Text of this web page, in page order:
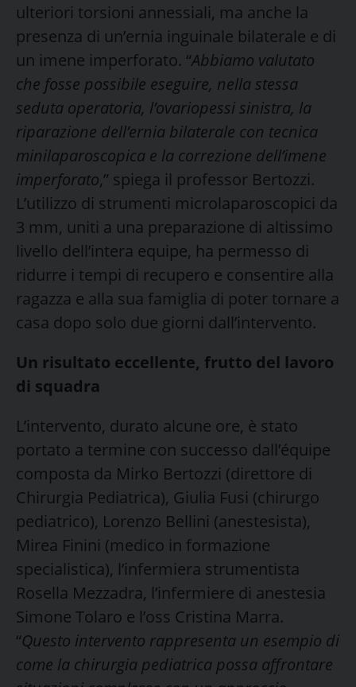
ulteriori torsioni annessiali, ma anche la
presenza di un’ernia inguinale bilaterale e di
un imene imperforato. “Abbiamo valutato
che fosse possibile eseguire, nella stessa
seduta operatoria, l’ovariopessi sinistra, la
riparazione dell’ernia bilaterale con tecnica
minilaparoscopica e la correzione dell’imene
imperforato,” spiega il professor Bertozzi.
L’utilizzo di strumenti microlaparoscopici da
3 mm, uniti a una preparazione di altissimo
livello dell’intera equipe, ha permesso di
ridurre i tempi di recupero e consentire alla
ragazza e alla sua famiglia di poter tornare a
casa dopo solo due giorni dall’intervento.
Un risultato eccellente, frutto del lavoro
di squadra
L’intervento, durato alcune ore, è stato
portato a termine con successo dall’équipe
composta da Mirko Bertozzi (direttore di
Chirurgia Pediatrica), Giulia Fusi (chirurgo
pediatrico), Lorenzo Bellini (anestesista),
Mirea Finini (medico in formazione
specialistica), l’infermiera strumentista
Rosella Mezzadra, l’infermiere di anestesia
Simone Tolaro e l’oss Cristina Marra.
“Questo intervento rappresenta un esempio di
come la chirurgia pediatrica possa affrontare